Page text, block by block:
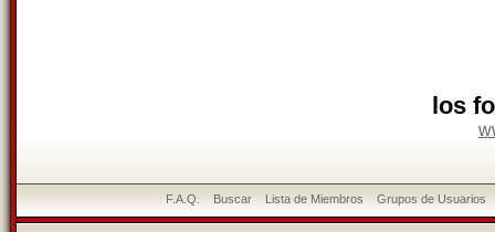
los
F.A.Q. Buscar Lista de Miembros Grupos de Usuarios